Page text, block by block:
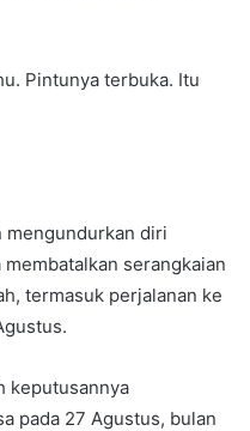
Pintunya terbuka. Itu
mengundurkan diri
serangkaian
termasuk perjalanan ke
keputusannya
pada 27 Agustus, bulan